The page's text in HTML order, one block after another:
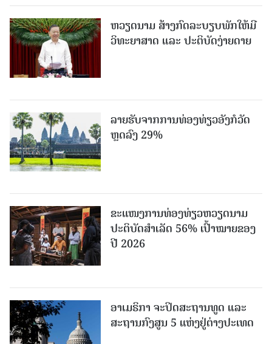
ຫວຽດນາມ ສ້າງກົດລະບຽບພັກໃຫ້ມີ
ວິທະຍາສາດ ແລະ ປະຕິບັດງ່າຍດາຍ
ລາຍຮັບຈາກການທ່ອງທ່ຽວອັງກໍວັດ
ຫຼດລົງ 29%
ຂະ​ແໜງ​ການ​ທ່ອງ​ທ່ຽວຫວຽດນາມ ​
ປະ​ຕິ​ບັດ​ສຳ​ເລັດ 56% ເປົ້າ​ໝາຍຂອງ
ປີ 2026
ອາເມຣິກາ ຈະປິດສະຖານທູດ ແ​ລະ
ສະຖານກົງສູນ 5 ແຫ່ງ​ຢູ່​ຕ່າງ​ປະ​ເທດ